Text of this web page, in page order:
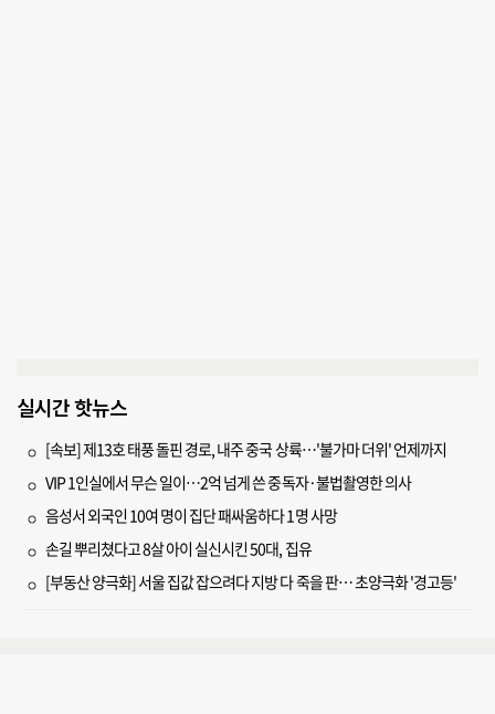
실시간 핫뉴스
[속보] 제13호 태풍 돌핀 경로, 내주 중국 상륙…'불가마 더위' 언제까지
VIP 1인실에서 무슨 일이…2억 넘게 쓴 중독자·불법촬영한 의사
음성서 외국인 10여 명이 집단 패싸움하다 1명 사망
손길 뿌리쳤다고 8살 아이 실신시킨 50대, 집유
[부동산 양극화] 서울 집값 잡으려다 지방 다 죽을 판… 초양극화 '경고등'